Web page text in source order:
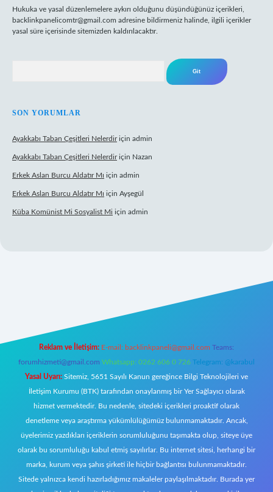
Hukuka ve yasal düzenlemelere aykırı olduğunu düşündüğünüz içerikleri,
backlinkpanelicomtr@gmail.com adresine bildirmeniz halinde, ilgili içerikler
yasal süre içerisinde sitemizden kaldırılacaktır.
SON YORUMLAR
Ayakkabı Taban Çeşitleri Nelerdiriçin admin
Ayakkabı Taban Çeşitleri Nelerdiriçin Nazan
Erkek Aslan Burcu Aldatır Mı için admin
Erkek Aslan Burcu Aldatır Mı için Ayşegül
Küba Komünist Mi Sosyalist Mi için admin
Reklam ve İletişim: E-mail: backlinkpaneli@gmail.com Teams:
forumhizmeti@gmail.com Whatsapp: 0262 606 0 726 Telegram: @karabul
Yasal Uyarı: Sitemiz, 5651 Sayılı Kanun gereğince Bilgi Teknolojileri ve
İletişim Kurumu (BTK) tarafından onaylanmış bir Yer Sağlayıcı olarak
hizmet vermektedir. Bu nedenle, sitedeki içerikleri proaktif olarak
denetleme veya araştırma yükümlülüğümüz bulunmamaktadır. Ancak,
üyelerimiz yazdıkları içeriklerin sorumluluğunu taşımakta olup, siteye üye
olarak bu sorumluluğu kabul etmiş sayılırlar. Bu internet sitesi, herhangi bir
marka, kurum veya şahıs şirketi ile hiçbir bağlantısı bulunmamaktadır.
Sitede yalnızca kendi hazırladığımız makaleler paylaşılmaktadır. Burada yer